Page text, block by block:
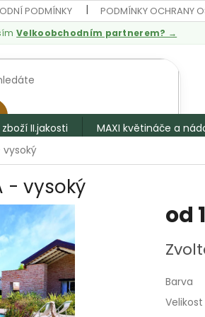
PODMÍNKY PODMÍNKY OCHRANY
Velkoobchodním partnerem? →
zboží II.jakosti MAXI květináče a
vysoký
- vysoký
od
cena:
Barva
Velikost